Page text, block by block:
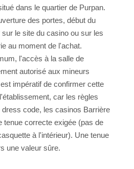
dans le quartier de Purpan.
des portes, début du
le site du casino ou sur les
au moment de l'achat.
l'accès à la salle de
autorisé aux mineurs
impératif de confirmer cette
car les règles
dress code, les casinos Barrière
tenue correcte exigée (pas de
à l'intérieur). Une tenue
une valeur sûre.